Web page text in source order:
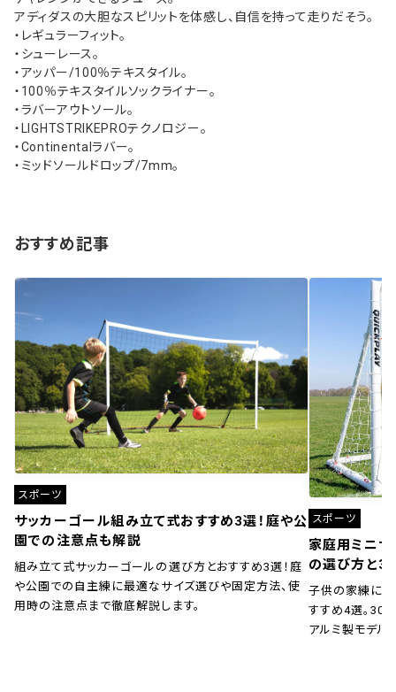
アディダスの大胆なスピリットを体感し、自信を持って走りだそう。
・レギュラーフィット。
・シューレース。
・アッパー/100％テキスタイル。
・100％テキスタイルソックライナー。
・ラバーアウトソール。
・LIGHTSTRIKEPROテクノロジー。
・Continentalラバー。
・ミッドソールドロップ/7mm。
おすすめ記事
スポーツ
サッカーゴール組み立て式おすすめ3選！庭や公
園での注意点も解説
組み立て式サッカーゴールの選び方とおすすめ3選！庭
や公園での自主練に最適なサイズ選びや固定方法、使
用時の注意点まで徹底解説します。
スポーツ
家庭用ミニサ
の選び方と
子供の家練に！
すすめ4選。30
アルミ製モデル